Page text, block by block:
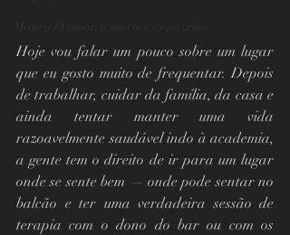
Hoje vou falar um pouco sobre um lugar
que eu gosto muito de frequentar. Depois
de trabalhar, cuidar da família, da casa e
ainda tentar manter uma vida
razoavelmente saudável indo à academia,
a gente tem o direito de ir para um lugar
onde se sente bem — onde pode sentar no
balcão e ter uma verdadeira sessão de
terapia com o dono do bar ou com os